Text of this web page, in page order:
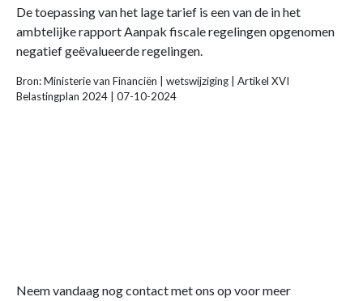
De toepassing van het lage tarief is een van de in het
ambtelijke rapport Aanpak fiscale regelingen opgenomen
negatief geëvalueerde regelingen.
Bron: Ministerie van Financiën | wetswijziging | Artikel XVI
Belastingplan 2024 | 07-10-2024
Neem vandaag nog contact met ons op voor meer